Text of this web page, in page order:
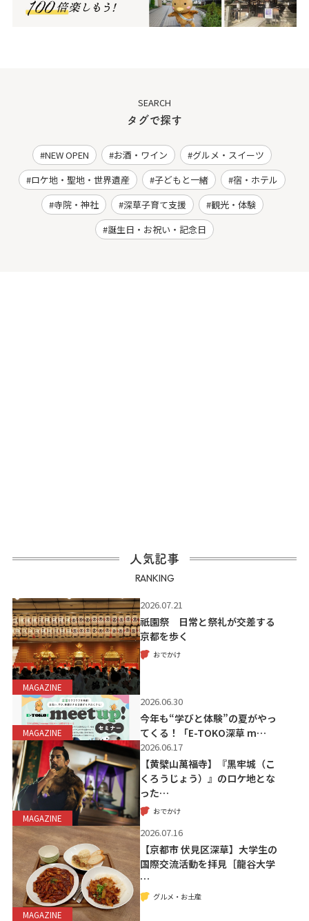
SEARCH
タグで探す
NEW OPEN お酒・ワイン
グルメ・スイーツ
ロケ地・聖地・世界遺産
子どもと一緒
宿・ホテル
寺院・神社
深草子育て支援
観光・体験
誕生日・お祝い・記念日
人気記事
RANKING
MAGAZINE
2026.07.21
祇園祭 日常と祭礼が交差する
京都を歩く
おでかけ
MAGAZINE
2026.06.30
今年も“学びと体験”の夏がやっ
てくる！「E-TOKO深草 m…
MAGAZINE
2026.06.17
【黄檗山萬福寺】『黒牢城（こ
くろうじょう）』のロケ地とな
った…
おでかけ
MAGAZINE
2026.07.16
【京都市 伏見区深草】大学生の
国際交流活動を拝見［龍谷大学
…
グルメ・お土産